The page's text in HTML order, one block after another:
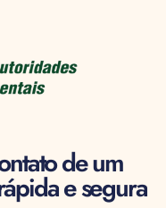
de um
e segura